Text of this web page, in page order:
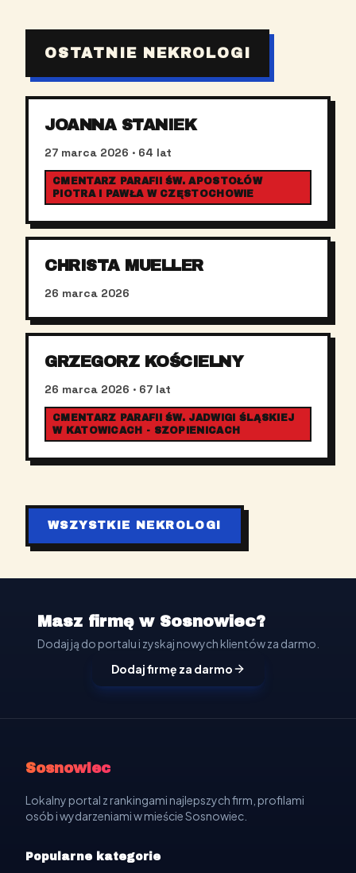
OSTATNIE NEKROLOGI
JOANNA STANIEK
27 marca 2026 · 64 lat
CMENTARZ PARAFII ŚW. APOSTOŁÓW
PIOTRA I PAWŁA W CZĘSTOCHOWIE
CHRISTA MUELLER
26 marca 2026
GRZEGORZ KOŚCIELNY
26 marca 2026 · 67 lat
CMENTARZ PARAFII ŚW. JADWIGI ŚLĄSKIEJ
W KATOWICACH - SZOPIENICACH
WSZYSTKIE NEKROLOGI
Masz firmę w Sosnowiec?
Dodaj ją do portalu i zyskaj nowych klientów za darmo.
Dodaj firmę za darmo
Sosnowiec
Lokalny portal z rankingami najlepszych firm, profilami
osób i wydarzeniami w mieście Sosnowiec.
Popularne kategorie